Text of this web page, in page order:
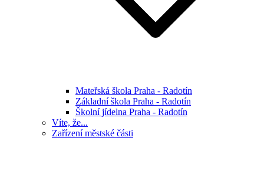
Mateřská škola Praha - Radotín
Základní škola Praha - Radotín
Školní jídelna Praha - Radotín
Víte, že...
Zařízení městské části